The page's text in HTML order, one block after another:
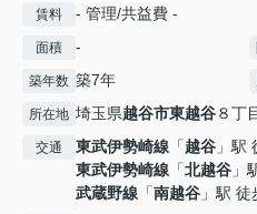
賃料 - 管理/共益費 -
面積 -
築年数 築7年
所在地 埼玉県越谷市東越谷８丁
交通 東武伊勢崎線 「越谷 」駅
東武伊勢崎線 「北越谷 」
武蔵野線 「南越谷 」駅